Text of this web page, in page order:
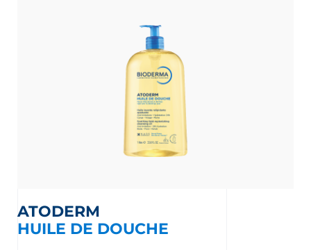
ATODERM
HUILE DE DOUCHE